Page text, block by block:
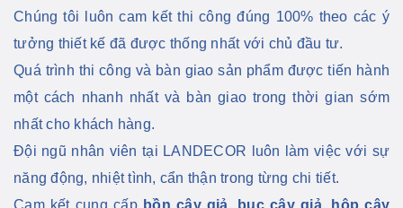
Chúng tôi luôn cam kết thi công đúng 100% theo các ý
tưởng thiết kế đã được thống nhất với chủ đầu tư.
Quá trình thi công và bàn giao sản phẩm được tiến hành
một cách nhanh nhất và bàn giao trong thời gian sớm
nhất cho khách hàng.
Đội ngũ nhân viên tại LANDECOR luôn làm việc với sự
năng động, nhiệt tình, cẩn thận trong từng chi tiết.